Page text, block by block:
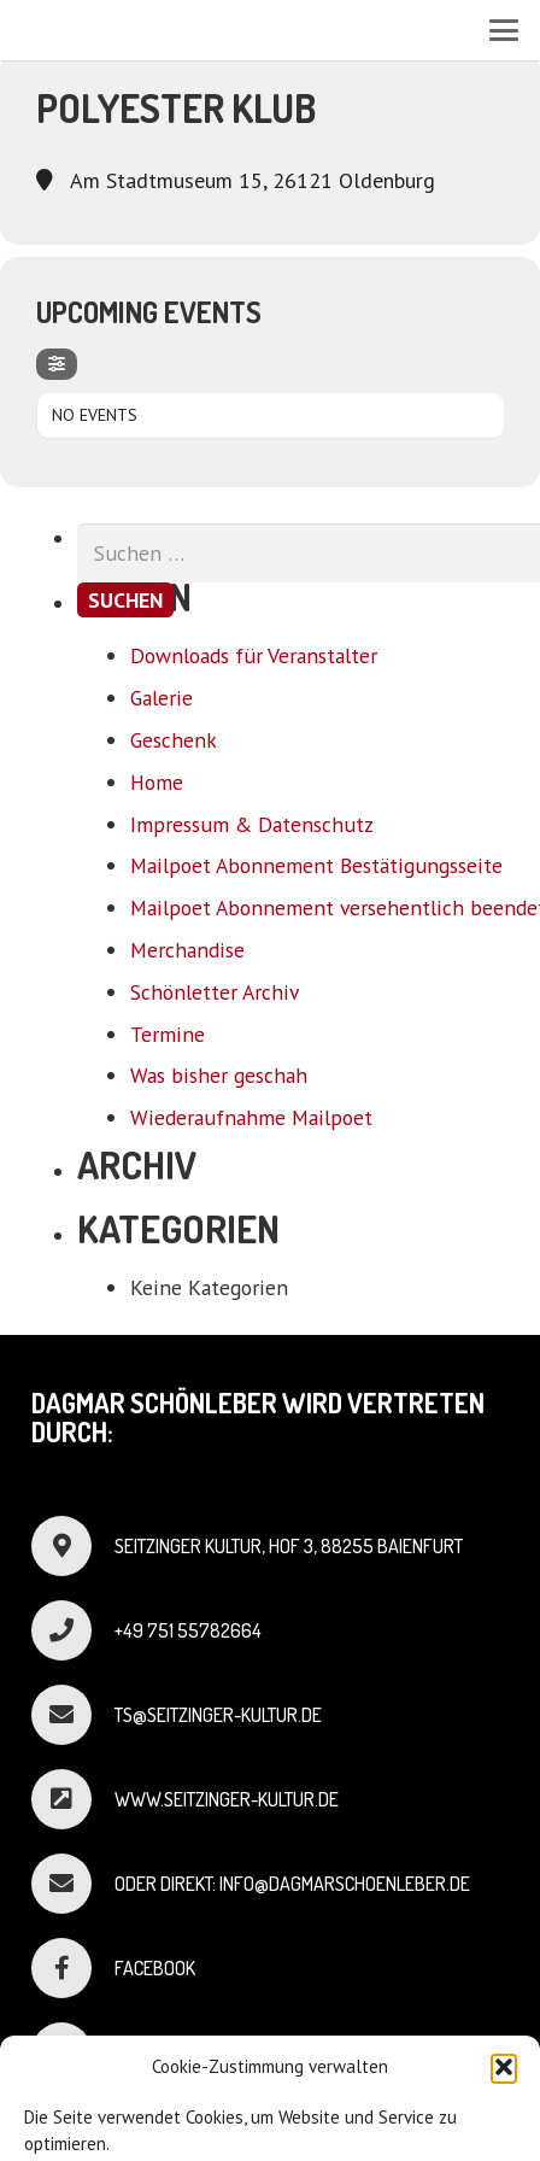
Cookie-Zustimmung verwalten
Die Seite verwendet Cookies, um Website und Service zu
optimieren.
POLYESTER KLUB
Am Stadtmuseum 15, 26121 Oldenburg
UPCOMING EVENTS
NO EVENTS
nach:
SEITEN
Downloads für Veranstalter
Galerie
Geschenk
Home
Impressum & Datenschutz
Mailpoet Abonnement Bestätigungsseite
Mailpoet Abonnement versehentlich
Merchandise
Schönletter Archiv
Termine
Was bisher geschah
Wiederaufnahme Mailpoet
ARCHIV
KATEGORIEN
Keine Kategorien
DAGMAR SCHÖNLEBER WIRD VERTRETEN
DURCH:
SEITZINGER KULTUR, HOF 3, 88255 BAIENFURT
+49 751 55782664
TS@SEITZINGER-KULTUR.DE
WWW.SEITZINGER-KULTUR.DE
ODER DIREKT: INFO@DAGMARSCHOENLEBER.DE
FACEBOOK